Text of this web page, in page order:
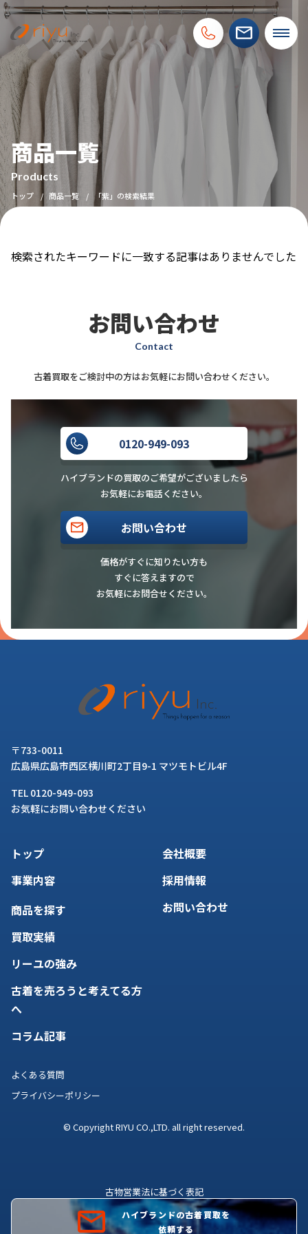
商品一覧
Products
トップ 商品一覧 「紫」の検索結果
検索されたキーワードに一致する記事はありませんでした
お問い合わせ
Contact
古着買取をご検討中の方はお気軽にお問い合わせください。
0120-949-093
ハイブランドの買取のご希望がございましたら
お気軽にお電話ください。
お問い合わせ
価格がすぐに知りたい方も
すぐに答えますので
お気軽にお問合せください。
ハイブランドの古着買取を
依頼する
〒733-0011
広島県広島市西区横川町2丁目9-1 マツモトビル4F
TEL 0120-949-093
お気軽にお問い合わせください
トップ
事業内容
商品を探す
買取実績
リーユの強み
古着を売ろうと考えてる方
へ
コラム記事
会社概要
採用情報
お問い合わせ
よくある質問
プライバシーポリシー
© Copyright RIYU CO.,LTD. all right reserved.
古物営業法に基づく表記
古物商許可証番号 株式会社理由 広島県公安委員会許可証
第731081200012号